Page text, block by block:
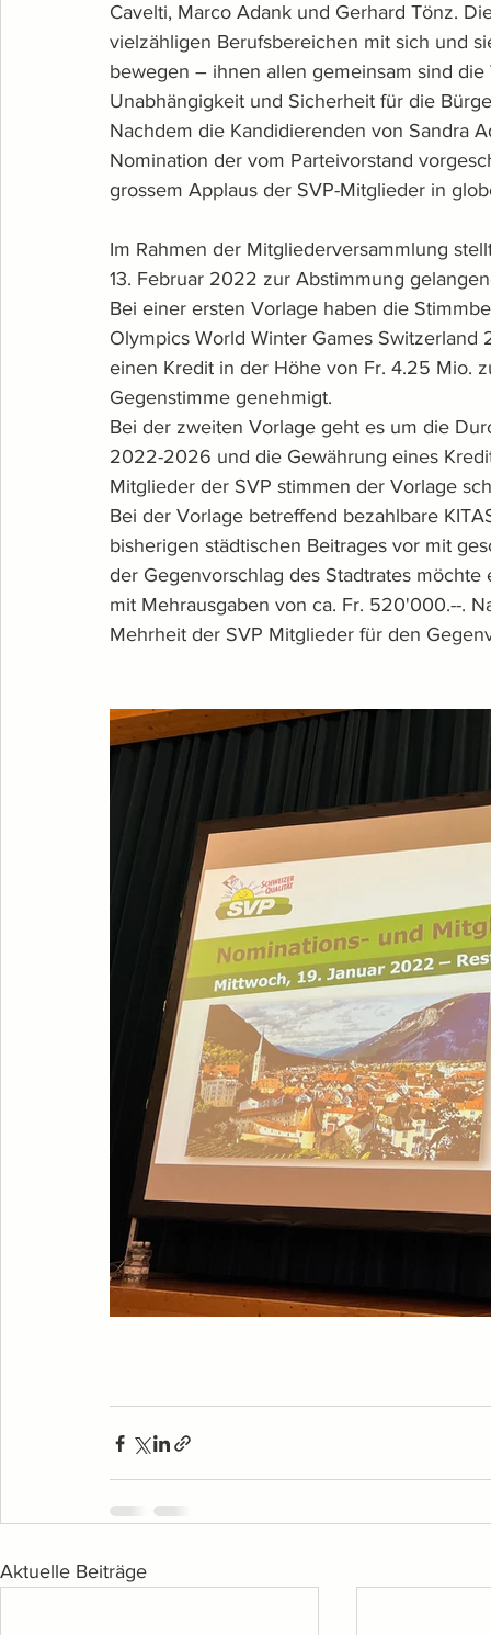
Cavelti, Marco Adank und Gerhard Tönz.
vielzähligen Berufsbereichen mit sich und
bewegen – ihnen allen gemeinsam sind
Unabhängigkeit und Sicherheit für die
Nachdem die Kandidierenden von Sandra
Nomination der vom Parteivorstand
grossem Applaus der SVP-Mitglieder in
Im Rahmen der Mitgliederversammlung
13. Februar 2022 zur Abstimmung
Bei einer ersten Vorlage haben die
Olympics World Winter Games
einen Kredit in der Höhe von Fr. 4.25 Mio.
Gegenstimme genehmigt.
Bei der zweiten Vorlage geht es um die
2022-2026 und die Gewährung eines
Mitglieder der SVP stimmen der Vorlage
Bei der Vorlage betreffend bezahlbare
bisherigen städtischen Beitrages vor mit
der Gegenvorschlag des Stadtrates
mit Mehrausgaben von ca. Fr. 520'000.--.
Mehrheit der SVP Mitglieder für den
Aktuelle Beiträge